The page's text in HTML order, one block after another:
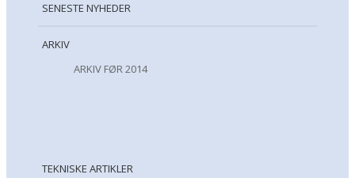
SENESTE NYHEDER
ARKIV
ARKIV FØR 2014
TEKNISKE ARTIKLER